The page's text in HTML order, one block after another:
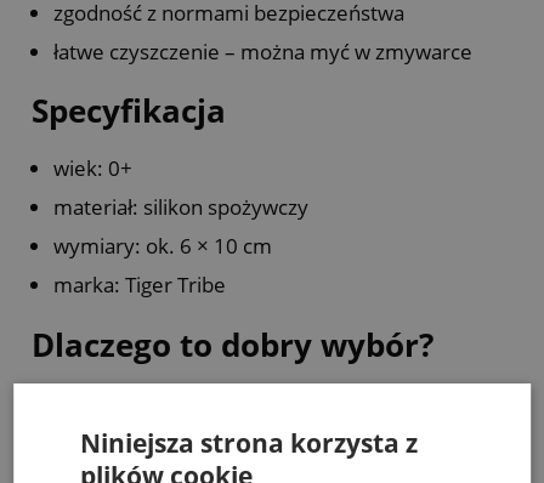
zgodność z normami bezpieczeństwa
łatwe czyszczenie – można myć w zmywarce
Specyfikacja
wiek: 0+
materiał: silikon spożywczy
wymiary: ok. 6 × 10 cm
marka: Tiger Tribe
Dlaczego to dobry wybór?
każdego rodzica.
Niniejsza strona korzysta z
plików cookie